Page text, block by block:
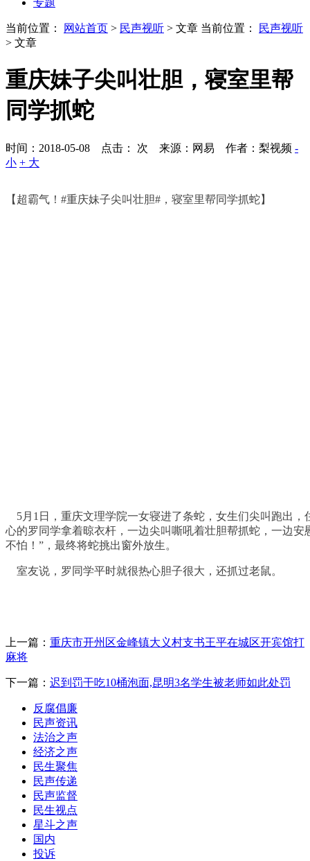
专题
当前位置： 网站首页 > 民声视听 > 文章 当前位置：
民声视听
> 文章
重庆妹子尖叫壮胆，寝室里帮
同学抓蛇
时间：2018-05-08 点击： 次 来源：网易 作者：梨视频 -
小 + 大
【超霸气！#重庆妹子尖叫壮胆#，寝室里帮同学抓蛇】
5月1日，重庆文理学院一女寝进了条蛇，女生们尖叫跑出，
心的罗同学拿着晾衣杆，一边尖叫嘶吼着壮胆帮抓蛇，一边安
不怕！”，最终将蛇挑出窗外放生。
室友说，罗同学平时就很热心胆子很大，还抓过老鼠。
上一篇： 重庆市开州区金峰镇大义村支书王平在城区开宾馆打
麻将
下一篇： 迟到罚干吃10桶泡面,昆明3名学生被老师如此处罚
反腐倡廉
民声资讯
法治之声
经济之声
民生聚焦
民声传递
民声监督
民生视点
星斗之声
国内
投诉